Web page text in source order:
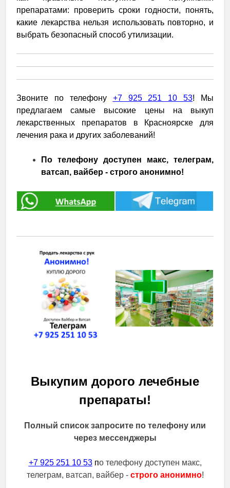
препаратами: проверить сроки годности, понять,
какие лекарства нельзя использовать повторно, и
выбрать безопасный способ утилизации.
Звоните по телефону +7 925 251 10 53! Мы
предлагаем самые высокие цены на выкуп
лекарственных препаратов в Красноярске для
лечения рака и других заболеваний!
По телефону доступен макс, телеграм,
ватсап, вайбер - строго анонимно!
Выкупим дорого лечебные
препараты!
Полный список запросите по телефону или
через мессенджеры
+7 925 251 10 53по телефону доступен макс,
телеграм, ватсап, вайбер - строго анонимно!